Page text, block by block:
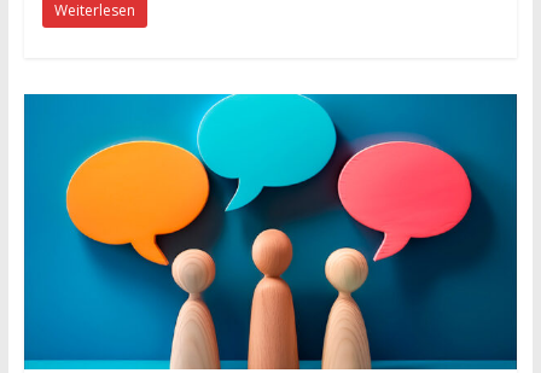
Weiterlesen